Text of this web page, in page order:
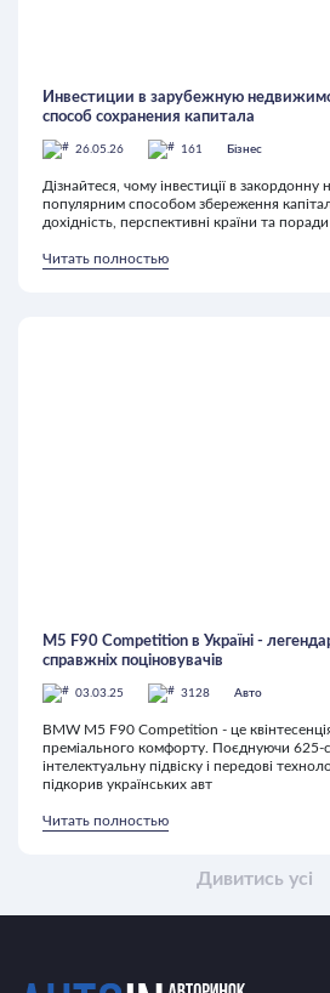
Дивитись усі
Инвестиции в зарубежную
способ сохранения капитала
26.05.26 161 Бізнес
Дізнайтеся, чому інвестиції в закордонну
популярним способом збереження
дохідність, перспективні країни та
Читать полностью
M5 F90 Competition в Україні -
справжніх поціновувачів
03.03.25 3128 Авто
BMW M5 F90 Competition - це
преміального комфорту. Поєднуючи 625-
інтелектуальну підвіску і передові
підкорив українських авт
Читать полностью